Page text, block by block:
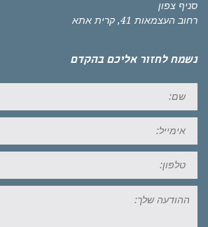
סניף צפון
רחוב העצמאות 41, קרית אתא
נשמח לחזור אליכם בהקדם
שלך: